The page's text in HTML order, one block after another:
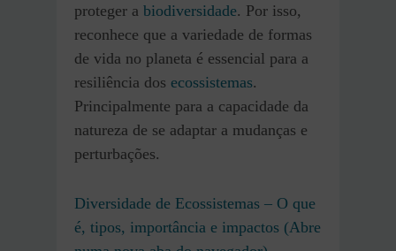
proteger a biodiversidade. Por isso,
reconhece que a variedade de formas
de vida no planeta é essencial para a
resiliência dos ecossistemas.
Principalmente para a capacidade da
natureza de se adaptar a mudanças e
perturbações.
Diversidade de Ecossistemas – O que
é, tipos, importância e impactos (Abre